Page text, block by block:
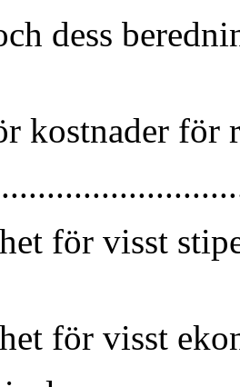
dess
kostnader för
för visst
för visst